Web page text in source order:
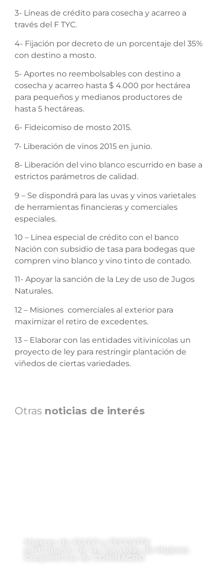
3- Líneas de crédito para cosecha y acarreo a
través del F TYC.
4- Fijación por decreto de un porcentaje del 35%
con destino a mosto.
5- Aportes no reembolsables con destino a
cosecha y acarreo hasta $ 4.000 por hectárea
para pequeños y medianos productores de
hasta 5 hectáreas.
6- Fideicomiso de mosto 2015.
7- Liberación de vinos 2015 en junio.
8- Liberación del vino blanco escurrido en base a
estrictos parámetros de calidad.
9 – Se dispondrá para las uvas y vinos varietales
de herramientas financieras y comerciales
especiales.
10 – Línea especial de crédito con el banco
Nación con subsidio de tasa para bodegas que
compren vino blanco y vino tinto de contado.
11- Apoyar la sanción de la Ley de uso de Jugos
Naturales.
12 – Misiones comerciales al exterior para
maximizar el retiro de excedentes.
13 – Elaborar con las entidades vitivinícolas un
proyecto de ley para restringir plantación de
viñedos de ciertas variedades.
Otras noticias de interés